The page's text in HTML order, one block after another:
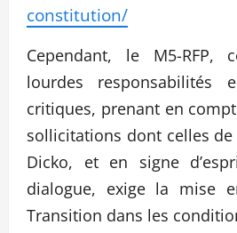
constitution/
Cependant, le M5-RFP,
lourdes responsabilités
critiques, prenant en
sollicitations dont celles de
Dicko, et en signe
dialogue, exige la mise
Transition dans les